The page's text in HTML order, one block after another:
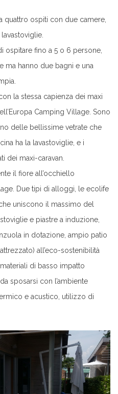
quattro ospiti con due camere,
ospitare fino a 5 o 6 persone,
ma hanno due bagni e una
la stessa capienza dei maxi
Camping Village. Sono
delle bellissime vetrate che
ha la lavastoviglie, e i
dei maxi-caravan.
il fiore all’occhiello
Due tipi di alloggi, le ecolife
uniscono il massimo del
e piastre a induzione,
in dotazione, ampio patio
all’eco-sostenibilità
di basso impatto
sposarsi con l’ambiente
e acustico, utilizzo di